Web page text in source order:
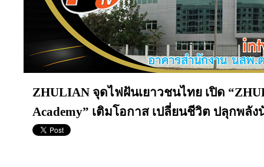
ZHULIAN จุดไฟฝันเยาวชนไทย เปิด
Academy” เติมโอกาส เปลี่ยนชีวิต ปลุกพลั